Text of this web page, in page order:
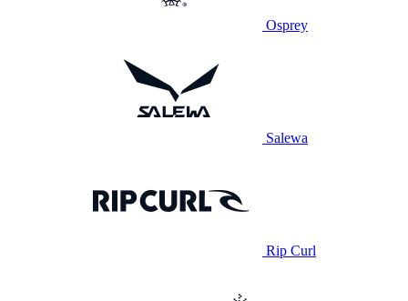
Osprey
Salewa
Rip Curl